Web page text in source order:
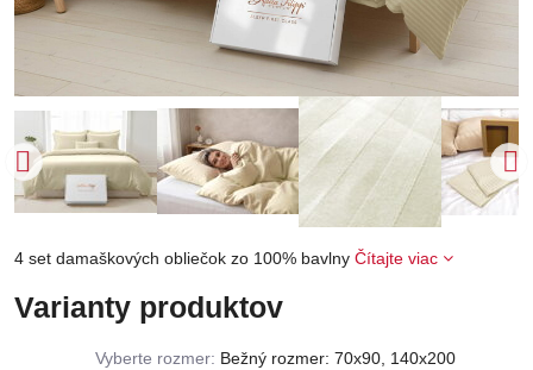
4 set damaškových obliečok zo 100% bavlny Čítajte viac
Varianty produktov
Vyberte rozmer: Bežný rozmer: 70x90, 140x200